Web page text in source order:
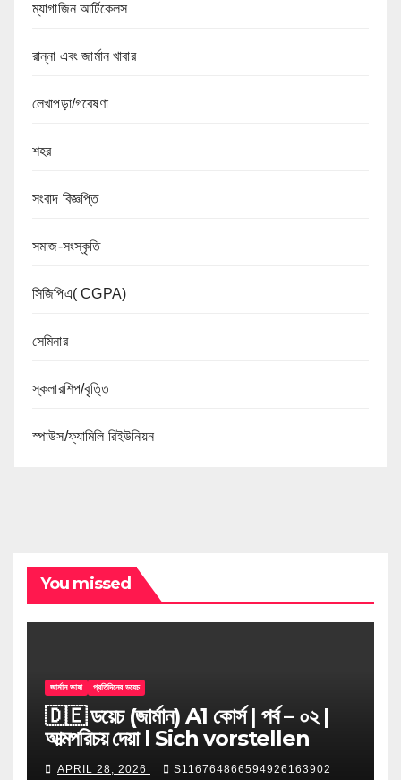
ম্যাগাজিন আর্টিকেলস
রান্না এবং জার্মান খাবার
লেখাপড়া/গবেষণা
শহর
সংবাদ বিজ্ঞপ্তি
সমাজ-সংস্কৃতি
সিজিপিএ( CGPA)
সেমিনার
স্কলারশিপ/বৃত্তি
স্পাউস/ফ্যামিলি রিইউনিয়ন
You missed
জার্মান ভাষা প্রতিদিনের ডয়েচ
🇩🇪 ডয়েচ (জার্মান) A1 কোর্স | পর্ব – ০২ |
আত্মপরিচয় দেয়া l Sich vorstellen
APRIL 28, 2026 S116764866594926163902